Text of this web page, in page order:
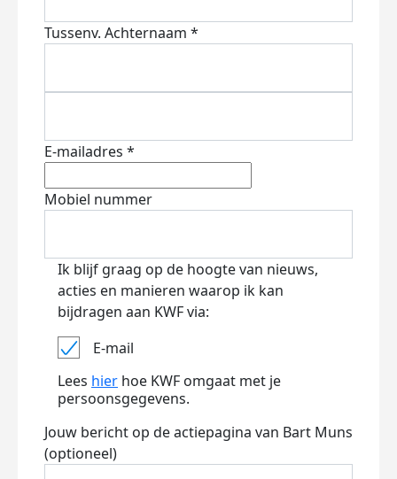
Tussenv. Achternaam *
E-mailadres *
Mobiel nummer
Ik blijf graag op de hoogte van nieuws,
acties en manieren waarop ik kan
bijdragen aan KWF via:
E-mail
Lees hier hoe KWF omgaat met je
persoonsgegevens.
Jouw bericht op de actiepagina van Bart Muns
(optioneel)